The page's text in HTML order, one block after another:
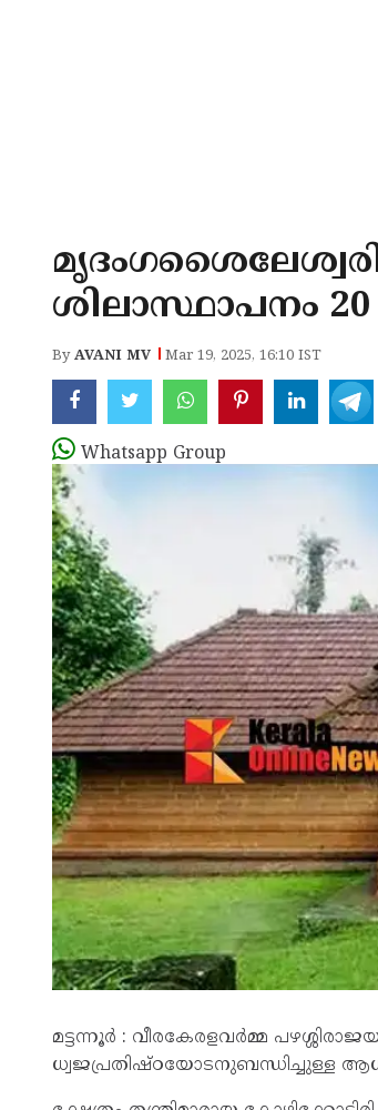
ശിലാസ്ഥാപനം
ByAVANI MV Mar 19, 2025, 16:10 IST
Whatsapp Group
മട്ടന്നൂർ : വീരകേരളവർമ്മ
ധ്വജപ്രതിഷ്ഠയോടനുബന്ധിച്ചുള്ള